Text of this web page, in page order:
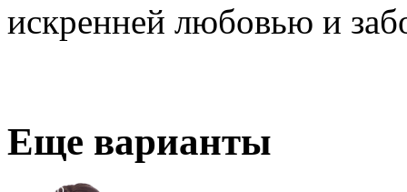
искренней любовью и
Еще варианты